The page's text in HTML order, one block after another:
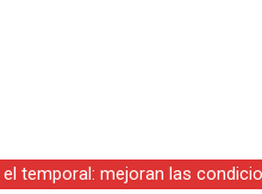
temporal: mejoran las